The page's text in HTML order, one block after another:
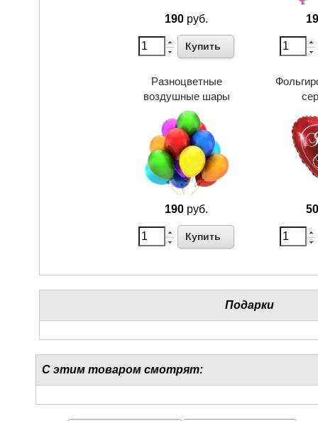
190 руб.
Купить
Разноцветные
воздушные шары
190 руб.
Купить
Подарки
С этим товаром смотрят: